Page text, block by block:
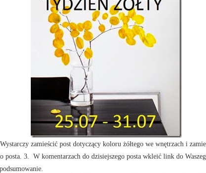
zamieścić post dotyczący koloru żółtego we wnętrzach i
posta. 3. W komentarzach do dzisiejszego posta wkleić link do